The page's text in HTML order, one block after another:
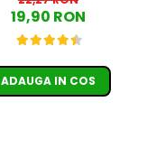
19,90 RON
ADAUGA IN COS